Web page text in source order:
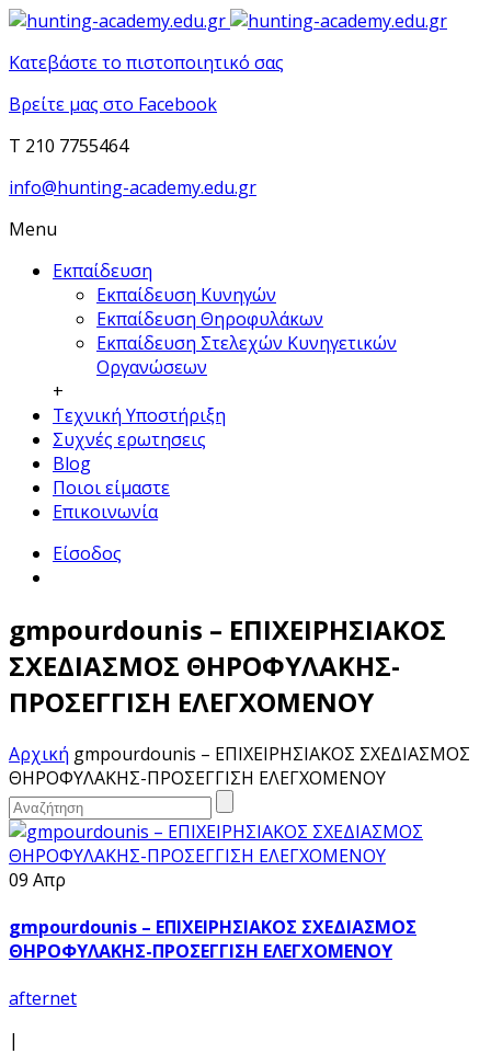
Κατεβάστε το πιστοποιητικό σας
Βρείτε μας στο Facebook
T 210 7755464
info@hunting-academy.edu.gr
Menu
Εκπαίδευση
Εκπαίδευση Κυνηγών
Εκπαίδευση Θηροφυλάκων
Εκπαίδευση Στελεχών Κυνηγετικών
Οργανώσεων
+
Τεχνική Υποστήριξη
Συχνές ερωτησεις
Blog
Ποιοι είμαστε
Επικοινωνία
Είσοδος
gmpourdounis – ΕΠΙΧΕΙΡΗΣΙΑΚΟΣ
ΣΧΕΔΙΑΣΜΟΣ ΘΗΡΟΦΥΛΑΚΗΣ-
ΠΡΟΣΕΓΓΙΣΗ ΕΛΕΓΧΟΜΕΝΟΥ
Αρχική gmpourdounis – ΕΠΙΧΕΙΡΗΣΙΑΚΟΣ ΣΧΕΔΙΑΣΜΟΣ
ΘΗΡΟΦΥΛΑΚΗΣ-ΠΡΟΣΕΓΓΙΣΗ ΕΛΕΓΧΟΜΕΝΟΥ
09 Απρ
gmpourdounis – ΕΠΙΧΕΙΡΗΣΙΑΚΟΣ ΣΧΕΔΙΑΣΜΟΣ
ΘΗΡΟΦΥΛΑΚΗΣ-ΠΡΟΣΕΓΓΙΣΗ ΕΛΕΓΧΟΜΕΝΟΥ
afternet
|